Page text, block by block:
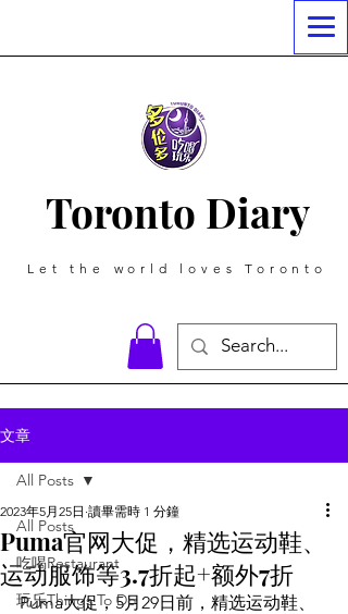
Toronto Diary
Let the world loves Toronto
文章
All Posts
吃喝Restaurant
玩乐Things To Do
All Posts
Puma官网大促，精选运动鞋、
运动服饰等3.7折起+额外7折
2023年5月25日 讀畢需時 1 分鐘
Puma大促，5月29日前，精选运动鞋、